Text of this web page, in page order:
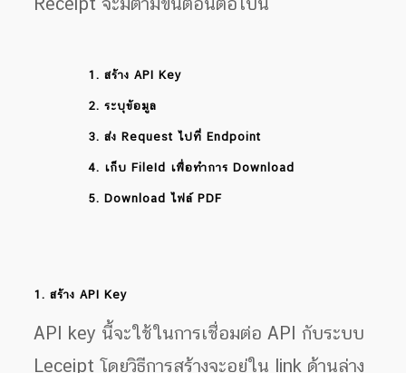
1. สร้าง API Key
2. ระบุข้อมูล
3. ส่ง Request ไปที่ Endpoint
4. เก็บ FileId เพื่อทำการ Download
5. Download ไฟล์ PDF
1. สร้าง API Key
API key นี้จะใช้ในการเชื่อมต่อ API กับระบบ
Leceipt โดยวิธีการสร้างจะอยู่ใน link ด้านล่าง